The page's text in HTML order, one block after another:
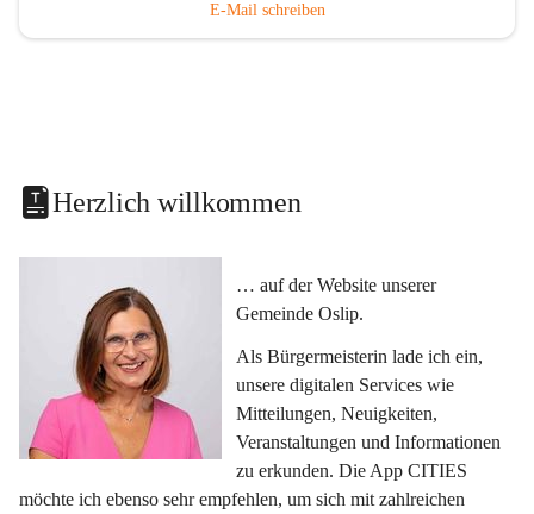
E-Mail schreiben
Herzlich willkommen
… auf der Website unserer
Gemeinde Oslip.
Als Bürgermeisterin lade ich ein,
unsere digitalen Services wie
Mitteilungen, Neuigkeiten,
Veranstaltungen und Informationen
zu erkunden. Die App CITIES
möchte ich ebenso sehr empfehlen, um sich mit zahlreichen